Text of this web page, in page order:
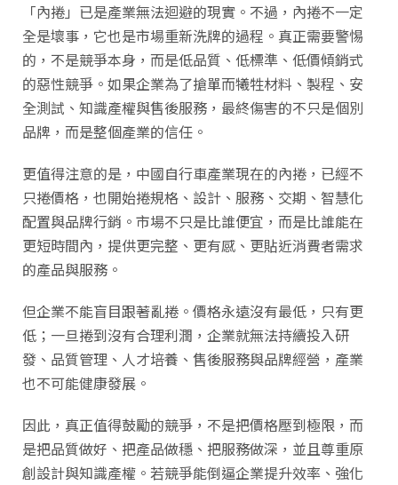
「內捲」已是產業無法迴避的現實。不過，內捲不一定
全是壞事，它也是市場重新洗牌的過程。真正需要警惕
的，不是競爭本身，而是低品質、低標準、低價傾銷式
的惡性競爭。如果企業為了搶單而犧牲材料、製程、安
全測試、知識產權與售後服務，最終傷害的不只是個別
品牌，而是整個產業的信任。
更值得注意的是，中國自行車產業現在的內捲，已經不
只捲價格，也開始捲規格、設計、服務、交期、智慧化
配置與品牌行銷。市場不只是比誰便宜，而是比誰能在
更短時間內，提供更完整、更有感、更貼近消費者需求
的產品與服務。
但企業不能盲目跟著亂捲。價格永遠沒有最低，只有更
低；一旦捲到沒有合理利潤，企業就無法持續投入研
發、品質管理、人才培養、售後服務與品牌經營，產業
也不可能健康發展。
因此，真正值得鼓勵的競爭，不是把價格壓到極限，而
是把品質做好、把產品做穩、把服務做深，並且尊重原
創設計與知識產權。若競爭能倒逼企業提升效率、強化